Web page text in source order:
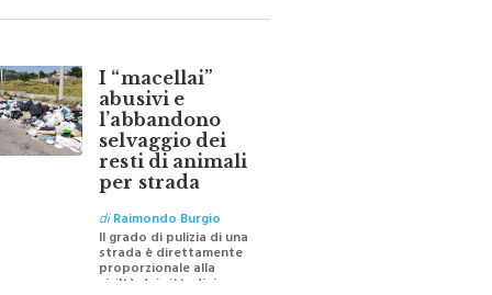
per ricostruire certezze
I “macellai”
abusivi e
l’abbandono
selvaggio dei
resti di animali
per strada
diRaimondo Burgio
Il grado di pulizia di una
strada è direttamente
proporzionale alla